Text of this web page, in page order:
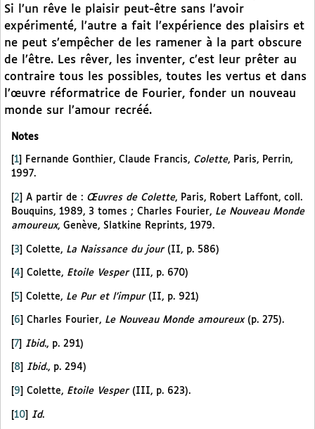
Si l’un rêve le plaisir peut-être sans l’avoir
expérimenté, l’autre a fait l’expérience des plaisirs et
ne peut s’empêcher de les ramener à la part obscure
de l’être. Les rêver, les inventer, c’est leur prêter au
contraire tous les possibles, toutes les vertus et dans
l’œuvre réformatrice de Fourier, fonder un nouveau
monde sur l’amour recréé.
Notes
1 Fernande Gonthier, Claude Francis, Colette, Paris, Perrin,
1997.
2 A partir de : Œuvres de Colette, Paris, Robert Laffont, coll.
Bouquins, 1989, 3 tomes ; Charles Fourier, Le Nouveau Monde
amoureux, Genève, Slatkine Reprints, 1979.
[3] Colette, La Naissance du jour(II, p. 586)
4 Colette, Etoile Vesper(III, p. 670)
[5] Colette, Le Pur et l’impur(II, p. 921)
6 Charles Fourier, Le Nouveau Monde amoureux(p. 275).
[7] Ibid., p. 291)
8 Ibid., p. 294)
9 Colette, Etoile Vesper(III, p. 623).
[10] Id.